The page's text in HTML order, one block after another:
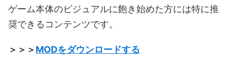
ゲーム本体のビジュアルに飽き始めた方には特に推
奨できるコンテンツです。
＞＞＞MODをダウンロードする